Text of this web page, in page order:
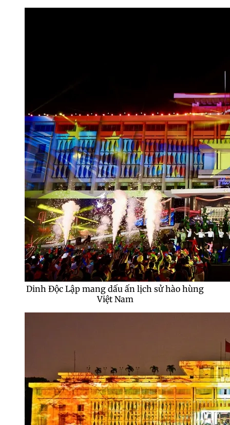
Dinh Độc Lập mang dấu ấn lịch sử hào hùng
Việt Nam